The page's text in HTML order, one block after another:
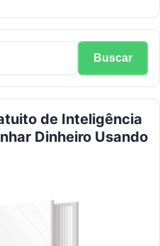
de Inteligência
Dinheiro Usando